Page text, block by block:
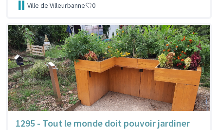
Ville de Villeurbanne 0
1295 - Tout le monde doit pouvoir jardiner